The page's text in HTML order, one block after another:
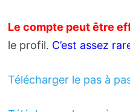
Le compte peut être
le profil. C’est assez
Télécharger le pas à